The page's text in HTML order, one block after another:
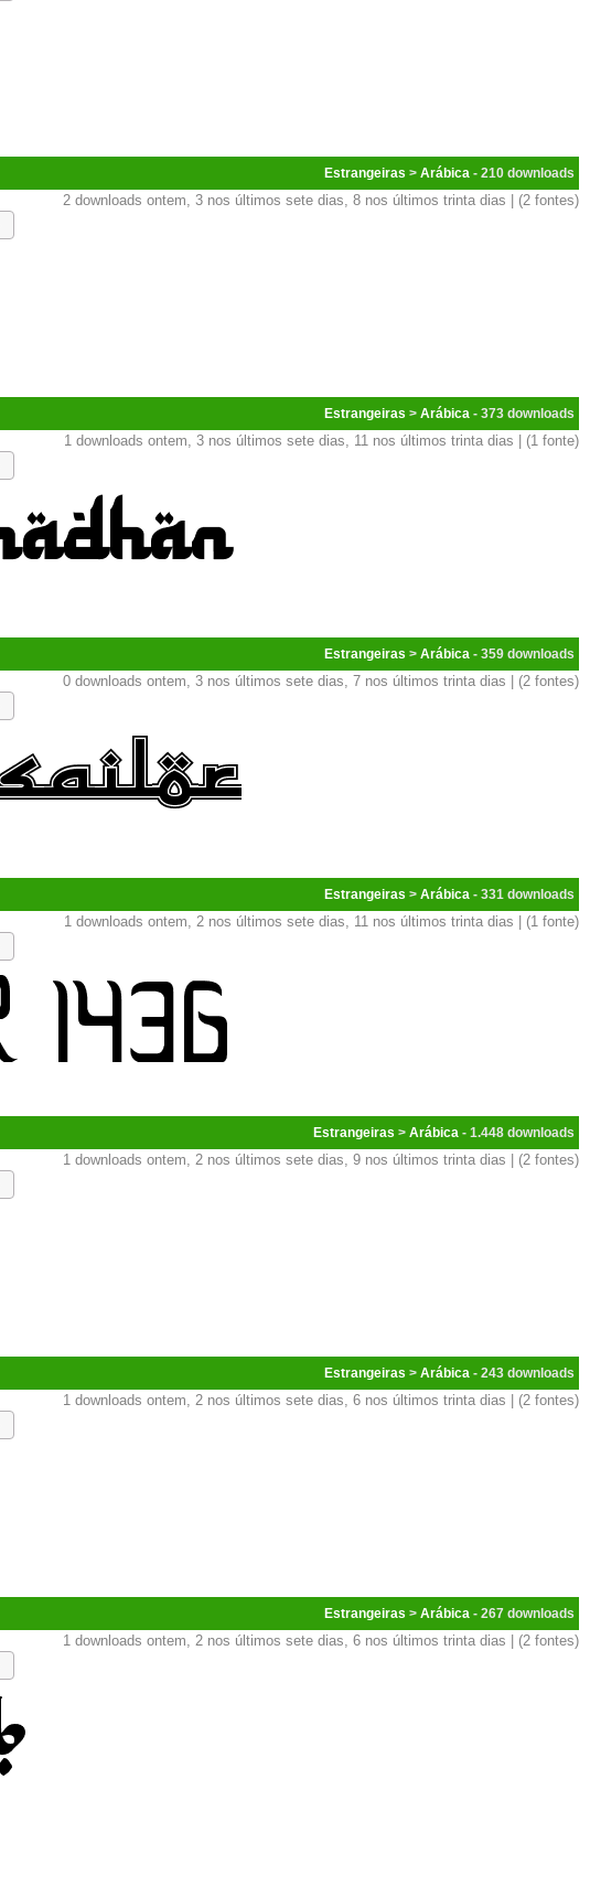
Estrangeiras > Arábica - 210
2 downloads ontem, 3 nos últimos sete dias, 8 nos últimos trinta dias | (2 fontes)
Estrangeiras > Arábica - 373
1 downloads ontem, 3 nos últimos sete dias, 11 nos últimos trinta dias | (1 fonte)
Estrangeiras > Arábica - 359
0 downloads ontem, 3 nos últimos sete dias, 7 nos últimos trinta dias | (2 fontes)
Estrangeiras > Arábica - 331
1 downloads ontem, 2 nos últimos sete dias, 11 nos últimos trinta dias | (1 fonte)
Estrangeiras > Arábica - 1.448
1 downloads ontem, 2 nos últimos sete dias, 9 nos últimos trinta dias | (2 fontes)
Estrangeiras > Arábica - 243
1 downloads ontem, 2 nos últimos sete dias, 6 nos últimos trinta dias | (2 fontes)
Estrangeiras > Arábica - 267
1 downloads ontem, 2 nos últimos sete dias, 6 nos últimos trinta dias | (2 fontes)